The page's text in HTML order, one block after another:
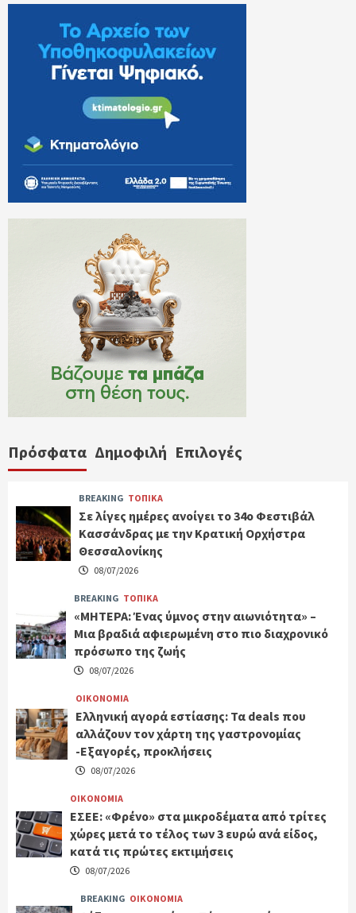
Πρόσφατα Δημοφιλή Επιλογές
BREAKING ΤΟΠΙΚΑ
Σε λίγες ημέρες ανοίγει το 34ο Φεστιβάλ
Κασσάνδρας με την Κρατική Ορχήστρα
Θεσσαλονίκης
08/07/2026
BREAKING ΤΟΠΙΚΑ
«ΜΗΤΕΡΑ: Ένας ύμνος στην αιωνιότητα» –
Μια βραδιά αφιερωμένη στο πιο διαχρονικό
πρόσωπο της ζωής
08/07/2026
ΟΙΚΟΝΟΜΙΑ
Ελληνική αγορά εστίασης: Τα deals που
αλλάζουν τον χάρτη της γαστρονομίας
-Εξαγορές, προκλήσεις
08/07/2026
ΟΙΚΟΝΟΜΙΑ
ΕΣΕΕ: «Φρένο» στα μικροδέματα από τρίτες
χώρες μετά το τέλος των 3 ευρώ ανά είδος,
κατά τις πρώτες εκτιμήσεις
08/07/2026
BREAKING ΟΙΚΟΝΟΜΙΑ